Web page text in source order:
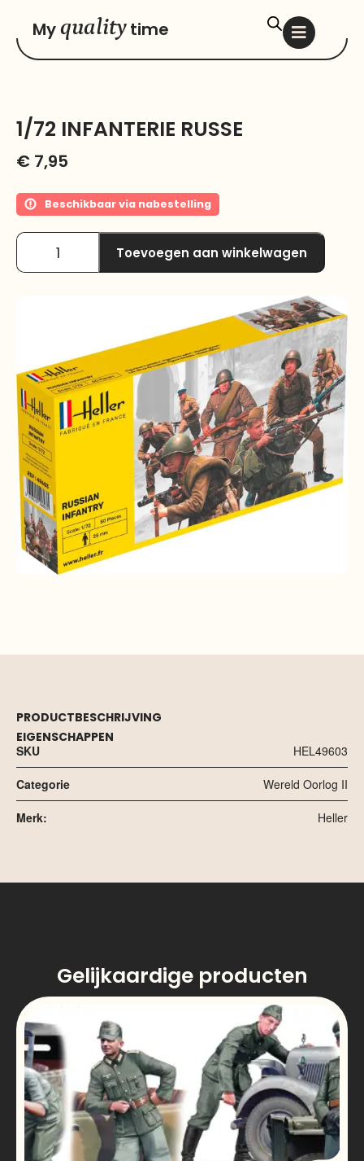
Myquality time
1/72 INFANTERIE RUSSE
€ 7,95
Beschikbaar via nabestelling
Toevoegen aan winkelwagen
PRODUCTBESCHRIJVING
EIGENSCHAPPEN
SKU
HEL49603
Categorie Wereld Oorlog II
Merk: Heller
Gelijkaardige producten